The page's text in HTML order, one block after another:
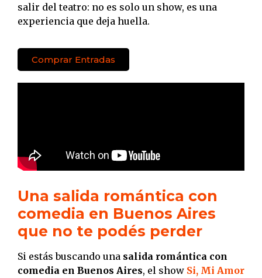
salir del teatro: no es solo un show, es una
experiencia que deja huella.
Comprar Entradas
Una salida romántica con
comedia en Buenos Aires
que no te podés perder
Si estás buscando una salida romántica con
comedia en Buenos Aires, el show Si, Mi Amor